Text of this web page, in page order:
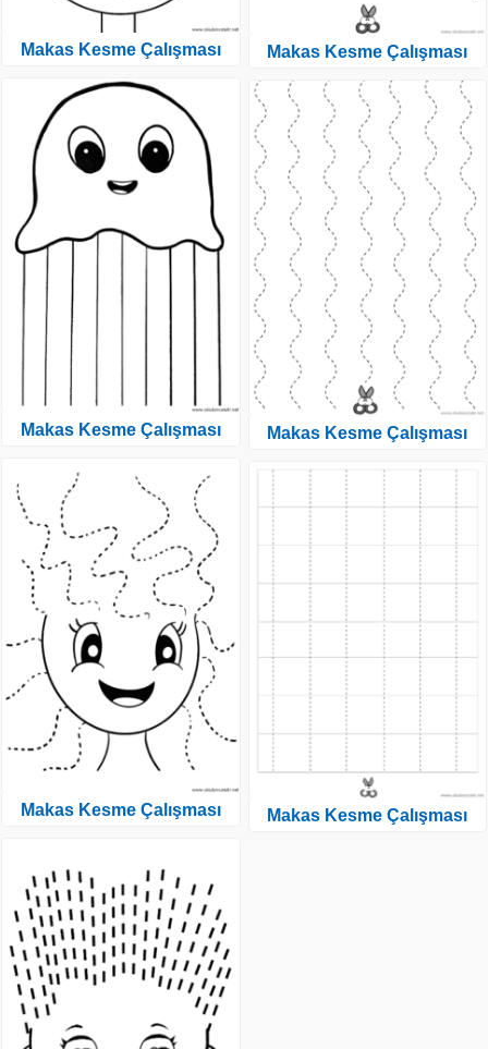
Makas Kesme Çalışması
Makas Kesme Çalışması
Makas Kesme Çalışması
Makas Kesme Çalışması
Makas Kesme Çalışması
Makas Kesme Çalışması